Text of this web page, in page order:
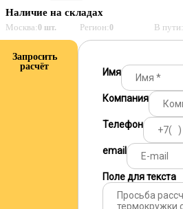
Наличие на складах
Москва:0 шт. Регион:0 В пути:
Запросить
расчёт
Имя
Компания
Телефон
email
Поле для текста